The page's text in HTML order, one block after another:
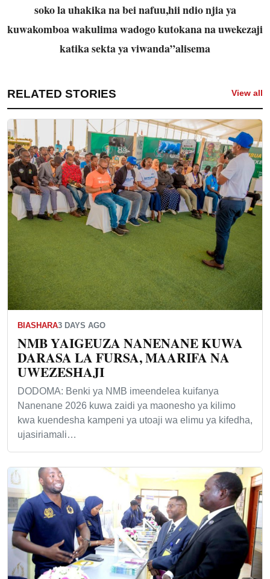
soko la uhakika na bei nafuu,hii ndio njia ya
kuwakomboa wakulima wadogo kutokana na uwekezaji
katika sekta ya viwanda”alisema
RELATED STORIES View all
BIASHARA3 DAYS AGO
NMB YAIGEUZA NANENANE KUWA
DARASA LA FURSA, MAARIFA NA
UWEZESHAJI
DODOMA: Benki ya NMB imeendelea kuifanya
Nanenane 2026 kuwa zaidi ya maonesho ya kilimo
kwa kuendesha kampeni ya utoaji wa elimu ya kifedha,
ujasiriamali…